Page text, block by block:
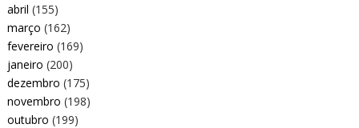
abril (155)
março (162)
fevereiro (169)
janeiro (200)
dezembro (175)
novembro (198)
outubro (199)